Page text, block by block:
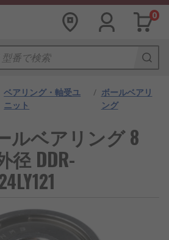
0
ベアリング・軸受ユ
ニット
/ ボールベアリ
ング
ルベアリング 8
径 DDR-